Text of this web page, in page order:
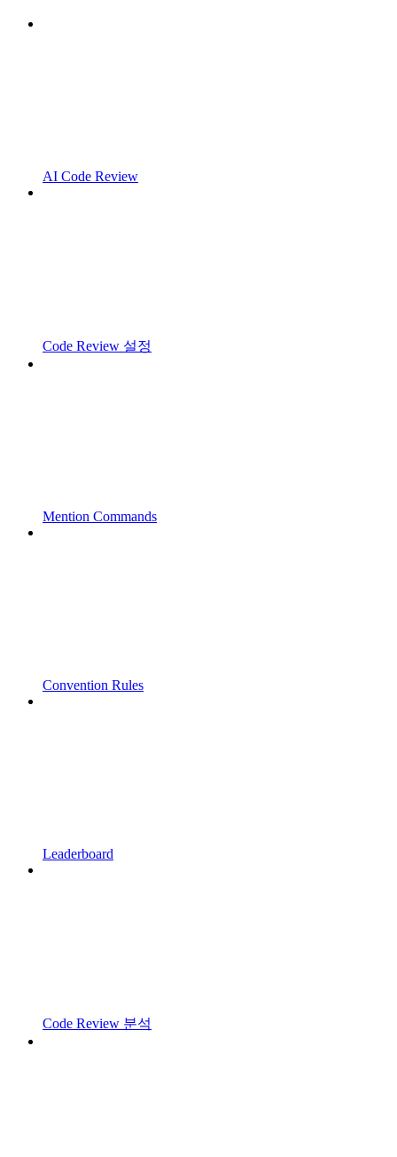
AI Code Review
Code Review 설정
Mention Commands
Convention Rules
Leaderboard
Code Review 분석